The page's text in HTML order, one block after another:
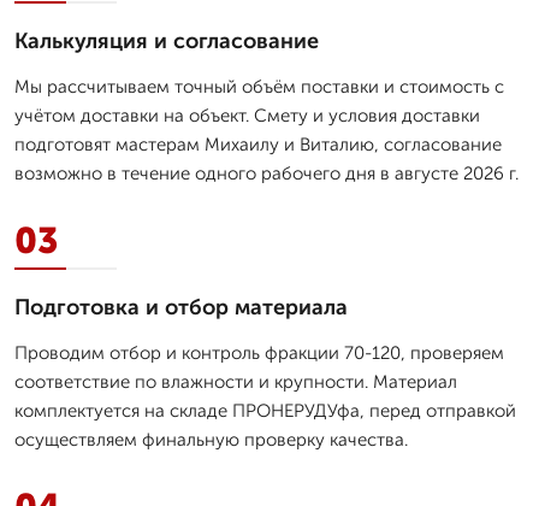
Калькуляция и согласование
Мы рассчитываем точный объём поставки и стоимость с
учётом доставки на объект. Смету и условия доставки
подготовят мастерам Михаилу и Виталию, согласование
возможно в течение одного рабочего дня в августе 2026 г.
03
Подготовка и отбор материала
Проводим отбор и контроль фракции 70-120, проверяем
соответствие по влажности и крупности. Материал
комплектуется на складе ПРОНЕРУДУфа, перед отправкой
осуществляем финальную проверку качества.